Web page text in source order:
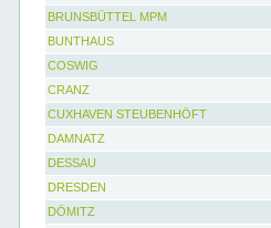
BRUNSBÜTTEL MPM
BUNTHAUS
COSWIG
CRANZ
CUXHAVEN STEUBENHÖFT
DAMNATZ
DESSAU
DRESDEN
DÖMITZ